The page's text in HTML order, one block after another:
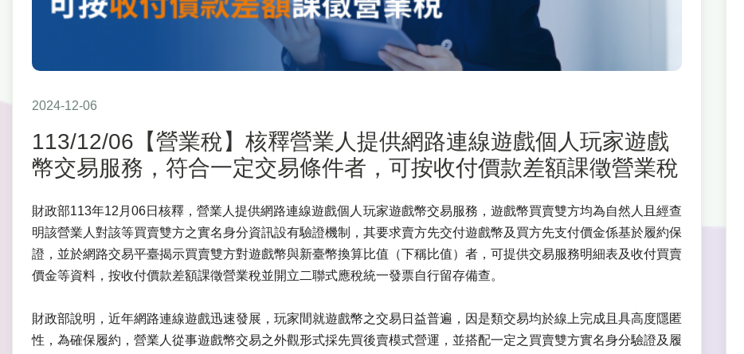
2024-12-06
113/12/06【營業稅】核釋營業人提供網路連線遊戲個人玩家遊戲
幣交易服務，符合一定交易條件者，可按收付價款差額課徵營業稅
財政部113年12月06日核釋，營業人提供網路連線遊戲個人玩家遊戲幣交易服務，遊戲幣買賣雙方均為自然人且經查
明該營業人對該等買賣雙方之實名身分資訊設有驗證機制，其要求賣方先交付遊戲幣及買方先支付價金係基於履約保
證，並於網路交易平臺揭示買賣雙方對遊戲幣與新臺幣換算比值（下稱比值）者，可提供交易服務明細表及收付買賣
價金等資料，按收付價款差額課徵營業稅並開立二聯式應稅統一發票自行留存備查。
財政部說明，近年網路連線遊戲迅速發展，玩家間就遊戲幣之交易日益普遍，因是類交易均於線上完成且具高度隱匿
性，為確保履約，營業人從事遊戲幣交易之外觀形式採先買後賣模式營運，並搭配一定之買賣雙方實名身分驗證及履